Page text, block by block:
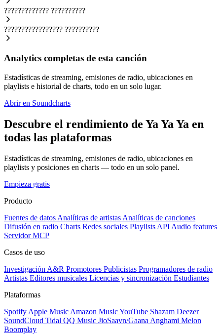
????????????? ??????????
????????????????? ??????????
Analytics completas de esta canción
Estadísticas de streaming, emisiones de radio, ubicaciones en
playlists e historial de charts, todo en un solo lugar.
Abrir en Soundcharts
Descubre el rendimiento de Ya Ya Ya en
todas las plataformas
Estadísticas de streaming, emisiones de radio, ubicaciones en
playlists y posiciones en charts — todo en un solo panel.
Empieza gratis
Producto
Fuentes de datos Analíticas de artistas Analíticas de canciones
Difusión en radio Charts Redes sociales Playlists API Audio features
Servidor MCP
Casos de uso
Investigación A&R Promotores Publicistas Programadores de radio
Artistas Editores musicales Licencias y sincronización Estudiantes
Plataformas
Spotify Apple Music Amazon MusicYouTube Shazam Deezer
SoundCloud Tidal QQ Music JioSaavn/Gaana Anghami Melon
Boomplay